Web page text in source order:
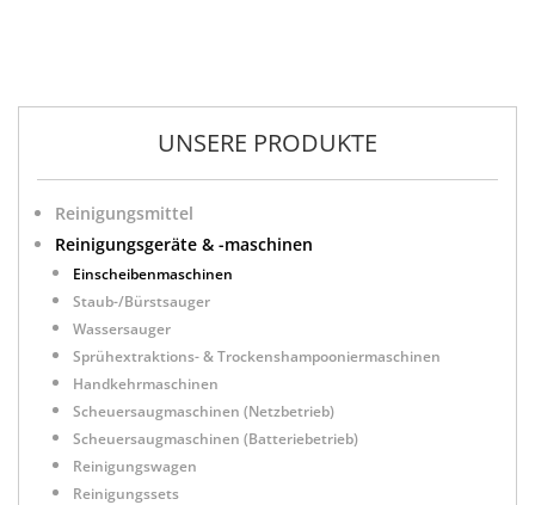
UNSERE PRODUKTE
Reinigungsmittel
Reinigungsgeräte & -maschinen
Einscheibenmaschinen
Staub-/Bürstsauger
Wassersauger
Sprühextraktions- & Trockenshampooniermaschinen
Handkehrmaschinen
Scheuersaugmaschinen (Netzbetrieb)
Scheuersaugmaschinen (Batteriebetrieb)
Reinigungswagen
Reinigungssets